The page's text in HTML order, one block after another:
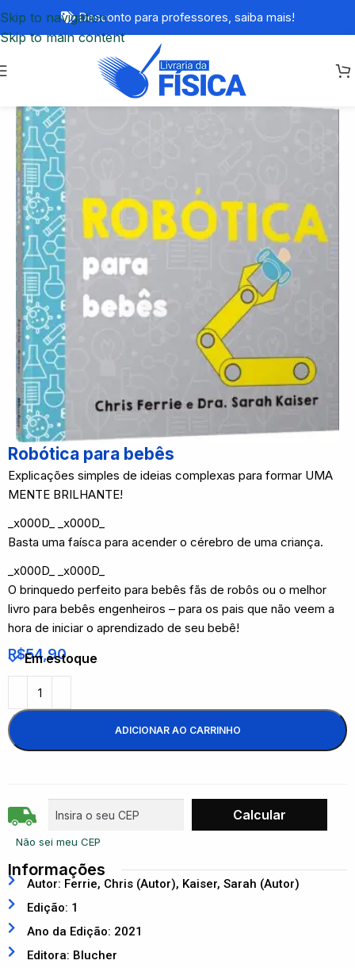
Skip to navigation
Skip to main content
Desconto para professores, saiba mais!
Robótica para bebês
Explicações simples de ideias complexas para formar UMA
MENTE BRILHANTE!
_x000D_ _x000D_
Basta uma faísca para acender o cérebro de uma criança.
_x000D_ _x000D_
O brinquedo perfeito para bebês fãs de robôs ou o melhor
livro para bebês engenheiros – para os pais que não veem a
hora de iniciar o aprendizado de seu bebê!
R$54,90
Em estoque
ADICIONAR AO CARRINHO
Não sei meu CEP
Informações
Autor: Ferrie, Chris (Autor), Kaiser, Sarah (Autor)
Edição: 1
Ano da Edição: 2021
Editora: Blucher